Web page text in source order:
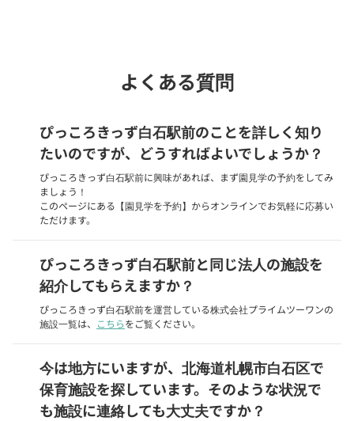
よくある質問
ぴっころきっず白石駅前のことを詳しく知り
たいのですが、どうすればよいでしょうか？
ぴっころきっず白石駅前に興味があれば、まず園見学の予約をしてみ
ましょう！
このページにある【園見学を予約】からオンラインでお気軽に応募い
ただけます。
ぴっころきっず白石駅前と同じ法人の施設を
紹介してもらえますか？
ぴっころきっず白石駅前を運営している株式会社プライムツーワンの
施設一覧は、
こちらをご覧ください。
今は地方にいますが、北海道札幌市白石区で
保育施設を探しています。そのような状況で
も施設に連絡しても大丈夫ですか？